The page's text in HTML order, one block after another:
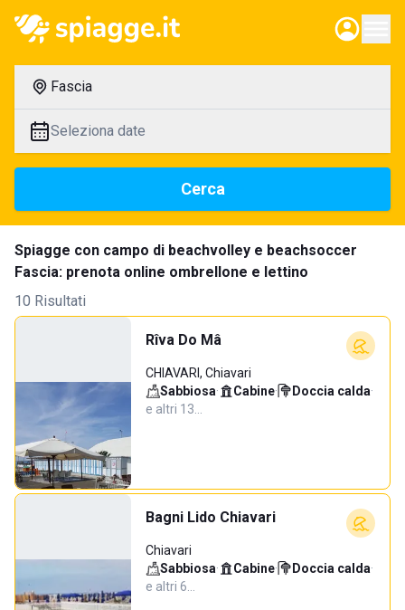
Fascia
Seleziona date
Cerca
Spiagge con campo di beachvolley e beachsoccer
Fascia: prenota online ombrellone e lettino
10 Risultati
Rîva Do Mâ
CHIAVARI, Chiavari
Sabbiosa· Cabine· Doccia calda·
e altri 13…
Bagni Lido Chiavari
Chiavari
Sabbiosa· Cabine· Doccia calda·
e altri 6…